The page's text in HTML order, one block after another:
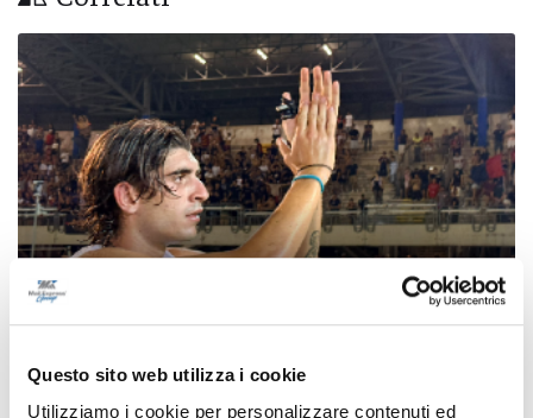
Questo sito web utilizza i cookie
Utilizziamo i cookie per personalizzare contenuti ed